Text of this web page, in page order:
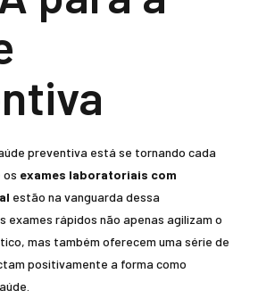
preventiva está se tornando cada
os exames laboratoriais com
estão na vanguarda dessa
exames rápidos não apenas agilizam o
mas também oferecem uma série de
positivamente a forma como